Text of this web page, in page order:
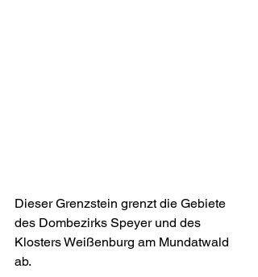
Dieser Grenzstein grenzt die Gebiete
des Dombezirks Speyer und des
Klosters Weißenburg am Mundatwald
ab.